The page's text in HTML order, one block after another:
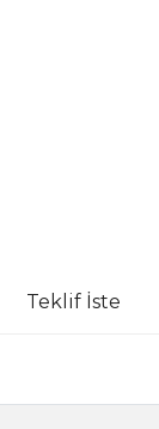
Teklif İste